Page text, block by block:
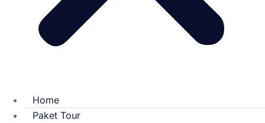
Home
Paket Tour